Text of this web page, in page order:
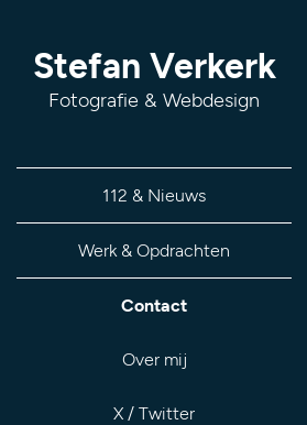
Stefan Verkerk
Fotografie & Webdesign
112 & Nieuws
Werk & Opdrachten
Contact
Over mij
X / Twitter